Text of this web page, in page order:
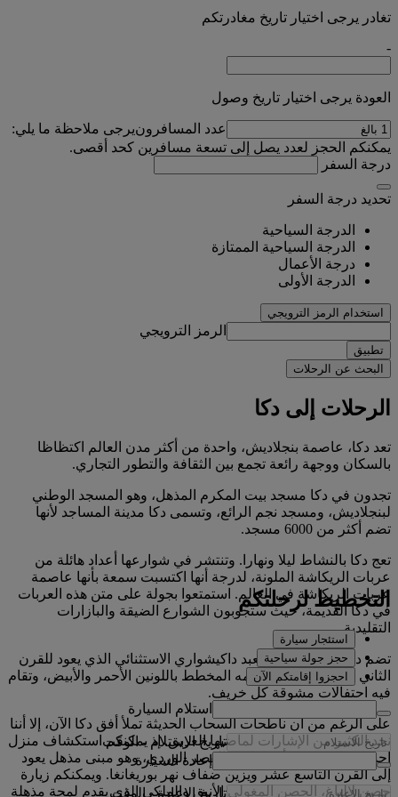
تغادر يرجى اختيار تاريخ مغادرتكم
-
العودة يرجى اختيار تاريخ وصول
عدد المسافرونيرجى ملاحظة ما يلي:
يمكنكم الحجز لعدد يصل إلى تسعة مسافرين كحد أقصى.
درجة السفر
تحديد درجة السفر
الدرجة السياحية
الدرجة السياحية الممتازة
درجة الأعمال
الدرجة الأولى
استخدام الرمز الترويجي
الرمز الترويجي
تطبيق
البحث عن الرحلات
الرحلات إلى دكا
تعد دكا، عاصمة بنجلاديش، واحدة من أكثر مدن العالم اكتظاظا
بالسكان ووجهة رائعة تجمع بين الثقافة والتطور التجاري.
تجدون في دكا مسجد بيت المكرم المذهل، وهو المسجد الوطني
لبنجلاديش، ومسجد نجم الرائع، وتسمى دكا مدينة المساجد لأنها
تضم أكثر من 6000 مسجد.
تعج دكا بالنشاط ليلا ونهارا. وتنتشر في شوارعها أعداد هائلة من
عربات الريكاشة الملونة، لدرجة أنها اكتسبت سمعة بأنها عاصمة
عربات الريكاشة في العالم. استمتعوا بجولة على متن هذه العربات
في دكا القديمة، حيث ستجوبون الشوارع الضيقة والبازارات
التقليدية.
تضم دكا القديمة أيضا معبد داكيشواري الاستثنائي الذي يعود للقرن
الثاني عشر ويتميز بتصميمه المخطط باللونين الأحمر والأبيض، وتقام
فيه احتفالات مشوقة كل خريف.
على الرغم من أن ناطحات السحاب الحديثة تملأ أفق دكا الآن، إلا أننا
نجد الكثير من الإشارات لماضيها العريق. إذ يمكنكم استكشاف منزل
إحسان، المعروف أيضا باسم القصر الوردي، وهو مبنى مذهل يعود
إلى القرن التاسع عشر ويزين ضفاف نهر بوريغانغا. ويمكنكم زيارة
حصن لالباغ، الحصن المغولي الأنيق والملكي الذي يقدم لمحة مذهلة
التخطيط لرحلتكم
استئجار سيارة
حجز جولة سياحية
احجزوا إقامتكم الآن
استلام السيارة
تاريخ الاستلام - الوقت
إعادة السيارة
تاريخ الإعادة - الوقت